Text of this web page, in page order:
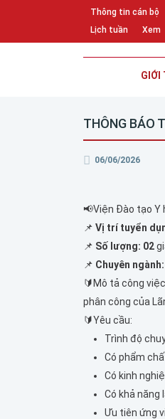
Thông tin cán bộ
Lịch tuần
Xem
GIỚI
THÔNG BÁO
06/06/2026
📢Viện Đào tạo Y
📌 Vị trí tuyển
📌 Số lượng: 02
📌 Chuyên ngành:
🔰Mô tả công
phân công của
🔰Yêu cầu:
Trình độ
Có phẩm
Có kinh
Có khả năng
Ưu tiên ứng